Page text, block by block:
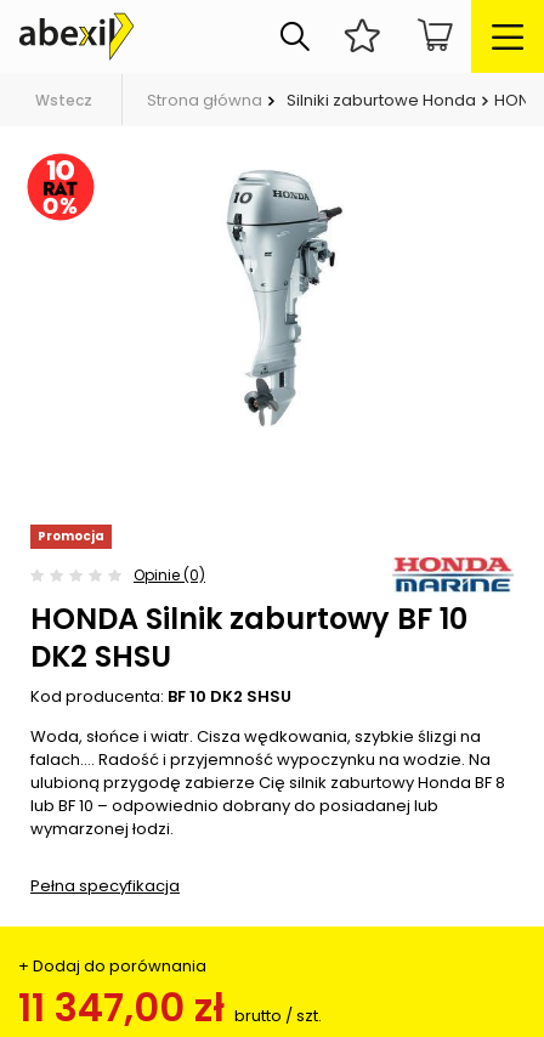
Wstecz Strona główna Silniki zaburtowe Honda
Promocja
Opinie (0)
HONDA Silnik zaburtowy BF 10
DK2 SHSU
Kod producenta: BF 10 DK2 SHSU
Woda, słońce i wiatr. Cisza wędkowania, szybkie ślizgi na
falach…. Radość i przyjemność wypoczynku na wodzie. Na
ulubioną przygodę zabierze Cię silnik zaburtowy Honda BF 8
lub BF 10 – odpowiednio dobrany do posiadanej lub
wymarzonej łodzi.
Pełna specyfikacja
+ Dodaj do porównania
11 347,00 zł brutto / szt.